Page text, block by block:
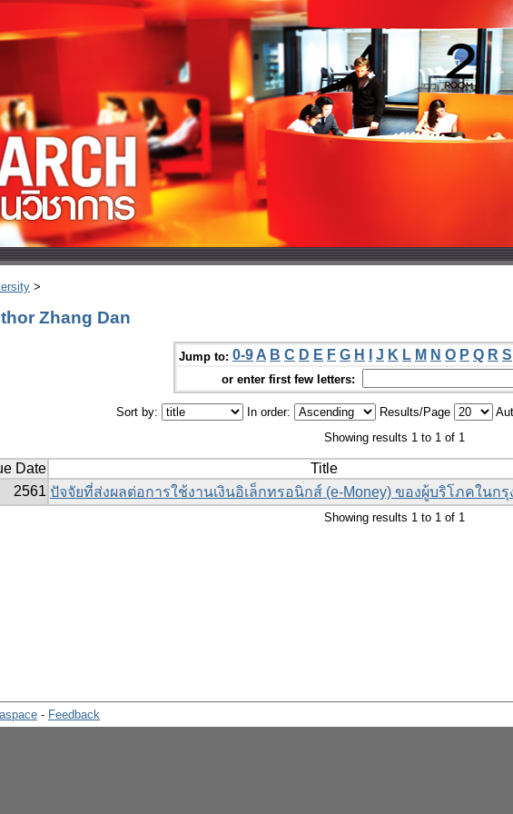
>
Zhang Dan
Jump to: 0-9 A B C D E F G H J K L M N O P Q R S
or enter first few letters:
Sort by: In order: Results/Page
Showing results 1 to 1 of 1
Date Title
2561 ปัจจัยที่ส่งผลต่อการใช้งานเงินอิเล็กทรอนิกส์ (e-Money) ของผู้บริโภคในก
Showing results 1 to 1 of 1
- Feedback